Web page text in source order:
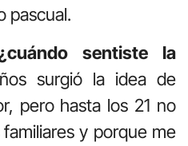
pascual.
sentiste la
surgió la idea de
pero hasta los 21 no
y porque me